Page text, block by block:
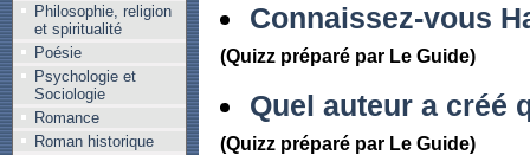
Philosophie, religion
et spiritualité
Poésie
Psychologie et
Sociologie
Romance
Roman historique
Connaissez-vous
(Quizz préparé par Le Guide)
Quel auteur a créé
(Quizz préparé par Le Guide)